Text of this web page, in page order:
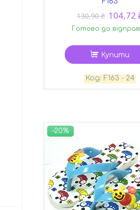
130,90 ₴ 104,72
Готово до
Купити
F163 - 24
–20%